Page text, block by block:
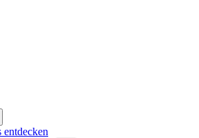
entdecken